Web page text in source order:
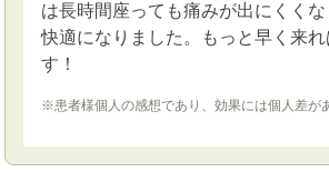
は長時間座っても痛みが出にくく
快適になりました。もっと早く来
す！
※患者様個人の感想であり、効果には個人差が